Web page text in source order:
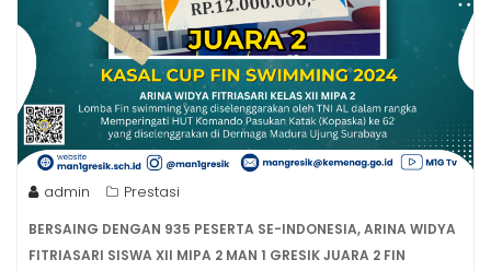
admin Prestasi
BERSAING DENGAN 935 PESERTA SE-INDONESIA, ARINA WIDYA
FITRIASARI SISWA XII MIPA 2 MAN 1 GRESIK JUARA 2 FIN